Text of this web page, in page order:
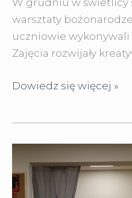
W grudniu w świetlicy
warsztaty
uczniowie wykonywali
Zajęcia rozwijały
Warsztaty
Dowiedz się więcej »